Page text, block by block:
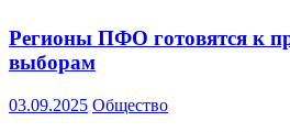
Регионы ПФО готовятся к
выборам
03.09.2025 Общество